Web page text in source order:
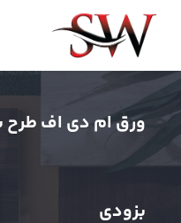
ورق ام دی اف طرح
بزودی